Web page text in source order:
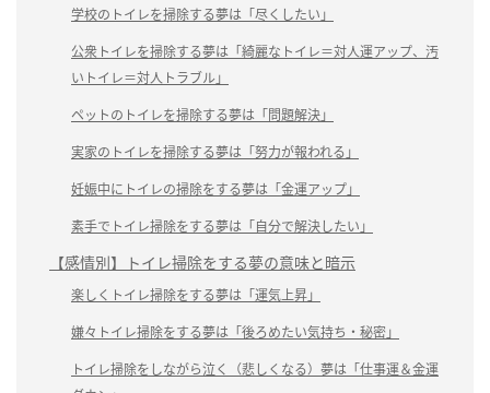
学校のトイレを掃除する夢は「尽くしたい」
公衆トイレを掃除する夢は「綺麗なトイレ＝対人運アップ、汚
いトイレ＝対人トラブル」
ペットのトイレを掃除する夢は「問題解決」
実家のトイレを掃除する夢は「努力が報われる」
妊娠中にトイレの掃除をする夢は「金運アップ」
素手でトイレ掃除をする夢は「自分で解決したい」
【感情別】トイレ掃除をする夢の意味と暗示
楽しくトイレ掃除をする夢は「運気上昇」
嫌々トイレ掃除をする夢は「後ろめたい気持ち・秘密」
トイレ掃除をしながら泣く（悲しくなる）夢は「仕事運＆金運